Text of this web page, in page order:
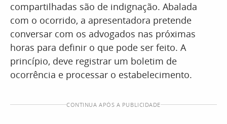
compartilhadas são de indignação. Abalada
com o ocorrido, a apresentadora pretende
conversar com os advogados nas próximas
horas para definir o que pode ser feito. A
princípio, deve registrar um boletim de
ocorrência e processar o estabelecimento.
CONTINUA APÓS A PUBLICIDADE